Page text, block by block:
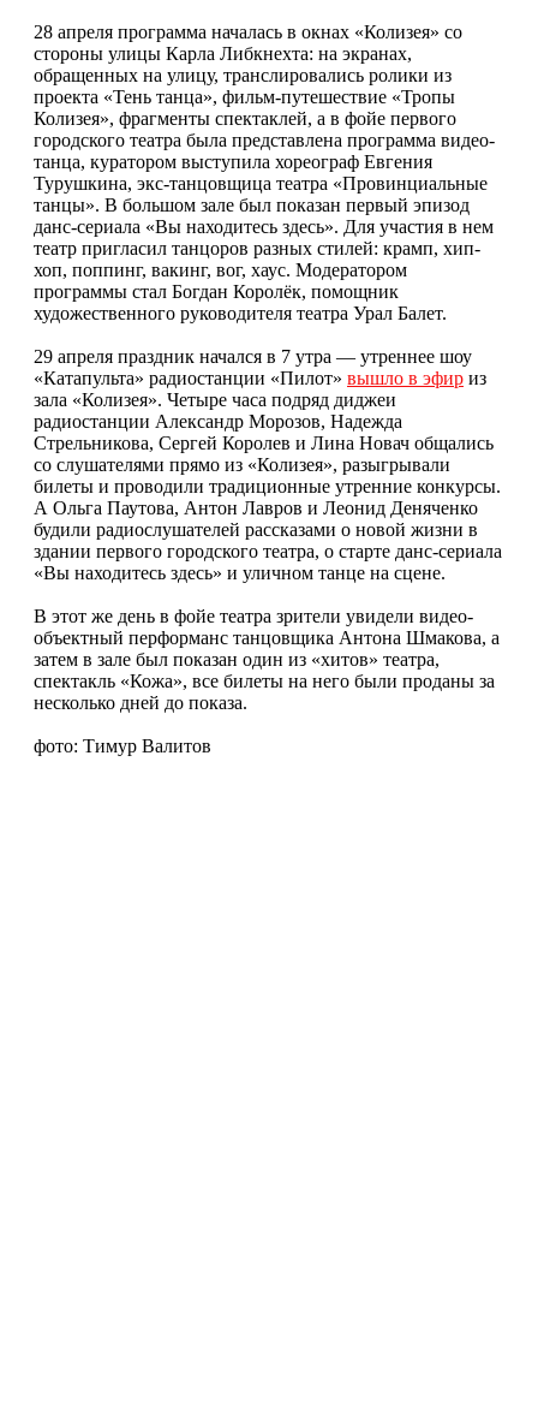
28 апреля программа началась в окнах «Колизея» со
стороны улицы Карла Либкнехта: на экранах,
обращенных на улицу, транслировались ролики из
проекта «Тень танца», фильм-путешествие «Тропы
Колизея», фрагменты спектаклей, а в фойе первого
городского театра была представлена программа видео-
танца, куратором выступила хореограф Евгения
Турушкина, экс-танцовщица театра «Провинциальные
танцы». В большом зале был показан первый эпизод
данс-сериала «Вы находитесь здесь». Для участия в нем
театр пригласил танцоров разных стилей: крамп, хип-
хоп, поппинг, вакинг, вог, хаус. Модератором
программы стал Богдан Королёк, помощник
художественного руководителя театра Урал Балет.
29 апреля праздник начался в 7 утра — утреннее шоу
«Катапульта» радиостанции «Пилот» вышло в эфир из
зала «Колизея». Четыре часа подряд диджеи
радиостанции Александр Морозов, Надежда
Стрельникова, Сергей Королев и Лина Новач общались
со слушателями прямо из «Колизея», разыгрывали
билеты и проводили традиционные утренние конкурсы.
А Ольга Паутова, Антон Лавров и Леонид Деняченко
будили радиослушателей рассказами о новой жизни в
здании первого городского театра, о старте данс-сериала
«Вы находитесь здесь» и уличном танце на сцене.
В этот же день в фойе театра зрители увидели видео-
объектный перформанс танцовщика Антона Шмакова, а
затем в зале был показан один из «хитов» театра,
спектакль «Кожа», все билеты на него были проданы за
несколько дней до показа.
фото: Тимур Валитов